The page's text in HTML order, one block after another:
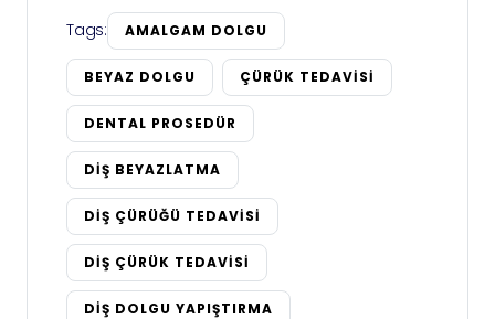
Tags: AMALGAM DOLGU
BEYAZ DOLGU ÇÜRÜK TEDAVISI
DENTAL PROSEDÜR
DIŞ BEYAZLATMA
DIŞ ÇÜRÜĞÜ TEDAVISI
DIŞ ÇÜRÜK TEDAVISI
DIŞ DOLGU YAPIŞTIRMA